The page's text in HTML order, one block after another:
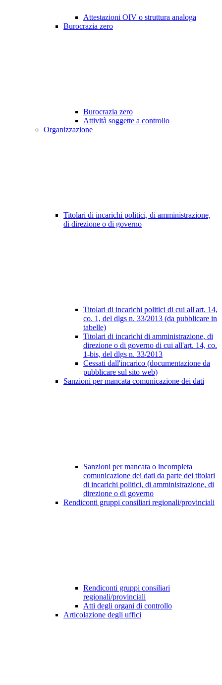
Attestazioni OIV o struttura analoga
Burocrazia zero
Burocrazia zero
Attività soggette a controllo
Organizzazione
Titolari di incarichi politici, di amministrazione,
di direzione o di governo
Titolari di incarichi politici di cui all'art. 14,
co. 1, del dlgs n. 33/2013 (da pubblicare in
tabelle)
Titolari di incarichi di amministrazione, di
direzione o di governo di cui all'art. 14, co.
1-bis, del dlgs n. 33/2013
Cessati dall'incarico (documentazione da
pubblicare sul sito web)
Sanzioni per mancata comunicazione dei dati
Sanzioni per mancata o incompleta
comunicazione dei dati da parte dei titolari
di incarichi politici, di amministrazione, di
direzione o di governo
Rendiconti gruppi consiliari regionali/provinciali
Rendiconti gruppi consiliari
regionali/provinciali
Atti degli organi di controllo
Articolazione degli uffici